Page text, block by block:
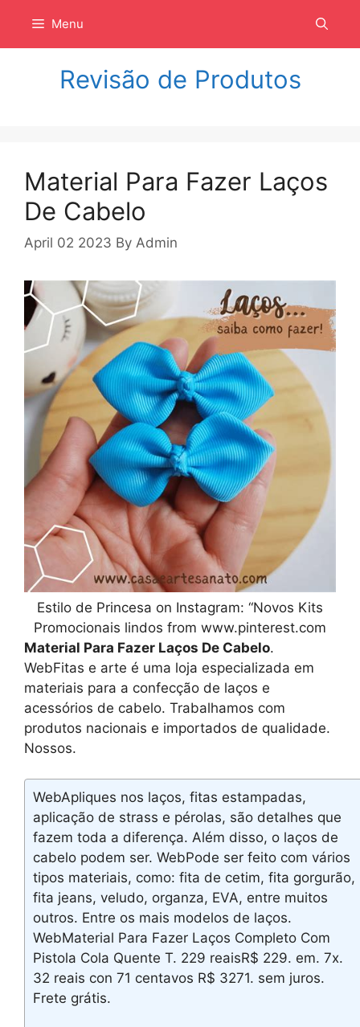
isi
Menu
Revisão de Produtos
Material Para Fazer Laços
De Cabelo
April 02 2023 By Admin
Estilo de Princesa on Instagram: “Novos Kits
Promocionais lindos from www.pinterest.com
Material Para Fazer Laços De Cabelo.
WebFitas e arte é uma loja especializada em
materiais para a confecção de laços e
acessórios de cabelo. Trabalhamos com
produtos nacionais e importados de qualidade.
Nossos.
WebApliques nos laços, fitas estampadas,
aplicação de strass e pérolas, são detalhes que
fazem toda a diferença. Além disso, o laços de
cabelo podem ser. WebPode ser feito com vários
tipos materiais, como: fita de cetim, fita gorgurão,
fita jeans, veludo, organza, EVA, entre muitos
outros. Entre os mais modelos de laços.
WebMaterial Para Fazer Laços Completo Com
Pistola Cola Quente T. 229 reaisR$ 229. em. 7x.
32 reais con 71 centavos R$ 3271. sem juros.
Frete grátis.